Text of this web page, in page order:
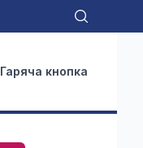
Гаряча кнопка